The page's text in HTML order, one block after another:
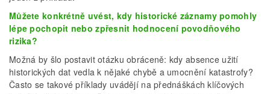
Můžete konkrétně uvést, kdy historické záznamy pomohly
lépe pochopit nebo zpřesnit hodnocení povodňového
rizika?
Možná by šlo postavit otázku obráceně: kdy absence užití
historických dat vedla k nějaké chybě a umocnění katastrofy?
Často se takové příklady uvádějí na přednáškách klíčových